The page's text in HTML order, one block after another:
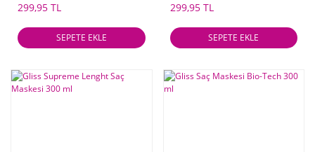
299,95 TL
SEPETE EKLE
299,95 TL
SEPETE EKLE